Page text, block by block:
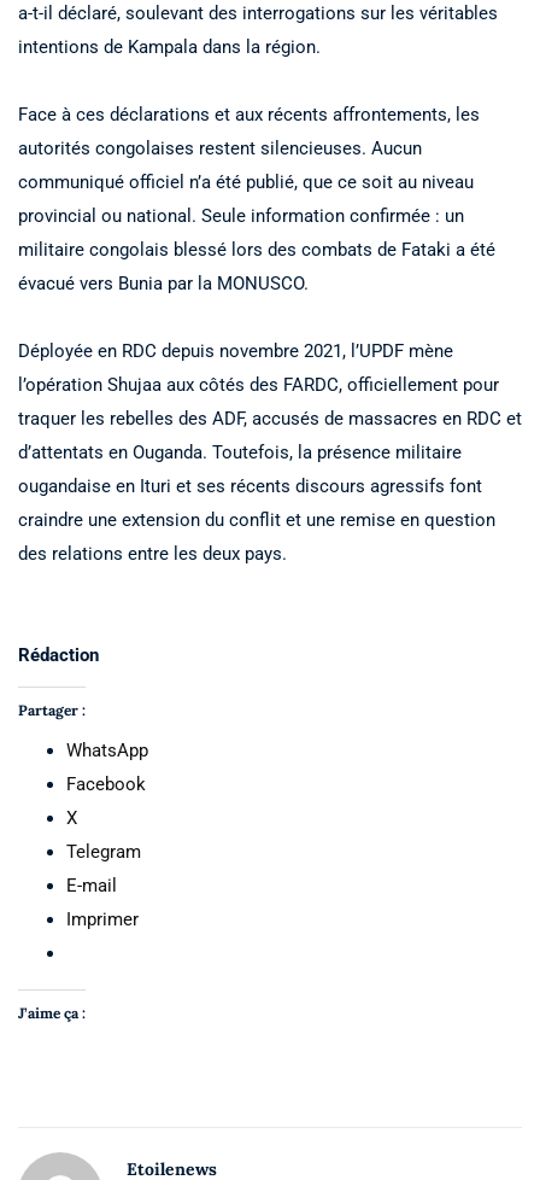
a-t-il déclaré, soulevant des interrogations sur les véritables
intentions de Kampala dans la région.
Face à ces déclarations et aux récents affrontements, les
autorités congolaises restent silencieuses. Aucun
communiqué officiel n’a été publié, que ce soit au niveau
provincial ou national. Seule information confirmée : un
militaire congolais blessé lors des combats de Fataki a été
évacué vers Bunia par la MONUSCO.
Déployée en RDC depuis novembre 2021, l’UPDF mène
l’opération Shujaa aux côtés des FARDC, officiellement pour
traquer les rebelles des ADF, accusés de massacres en RDC et
d’attentats en Ouganda. Toutefois, la présence militaire
ougandaise en Ituri et ses récents discours agressifs font
craindre une extension du conflit et une remise en question
des relations entre les deux pays.
Rédaction
Partager :
WhatsApp
Facebook
X
Telegram
E-mail
Imprimer
J’aime ça :
Etoilenews